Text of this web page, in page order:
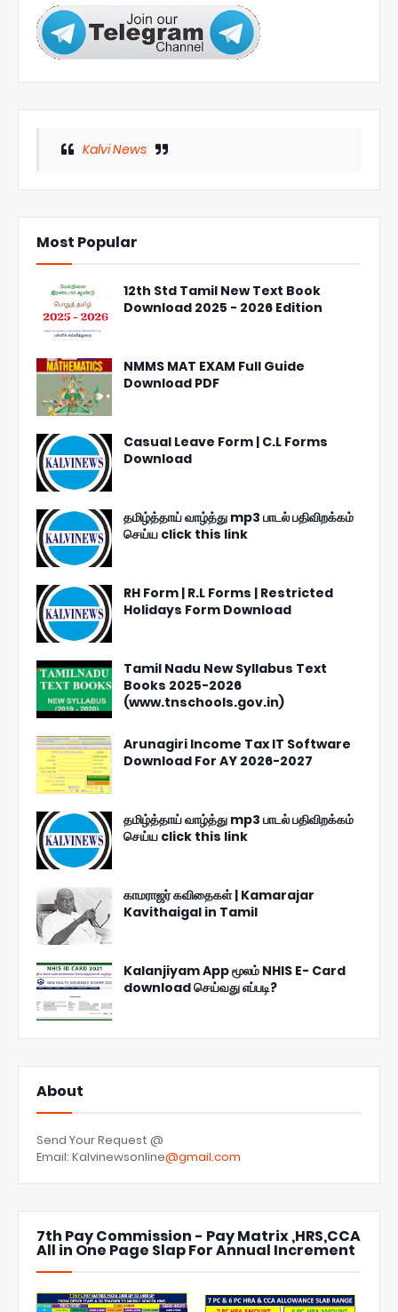
Kalvi News
Most Popular
12th Std Tamil New Text Book
Download 2025 - 2026 Edition
NMMS MAT EXAM Full Guide
Download PDF
Casual Leave Form | C.L Forms
Download
தமிழ்த்தாய் வாழ்த்து mp3 பாடல் பதிவிறக்கம்
செய்ய click this link
RH Form | R.L Forms | Restricted
Holidays Form Download
Tamil Nadu New Syllabus Text
Books 2025-2026
(www.tnschools.gov.in)
Arunagiri Income Tax IT Software
Download For AY 2026-2027
தமிழ்த்தாய் வாழ்த்து mp3 பாடல் பதிவிறக்கம்
செய்ய click this link
காமராஜர் கவிதைகள் | Kamarajar
Kavithaigal in Tamil
Kalanjiyam App மூலம் NHIS E- Card
download செய்வது எப்படி?
About
Send Your Request @
Email: Kalvinewsonline@gmail.com
7th Pay Commission - Pay Matrix ,HRS,CCA
All in One Page Slap For Annual Increment